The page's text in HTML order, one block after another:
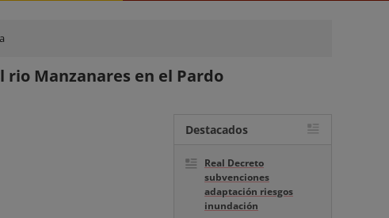
Manzanares en el Pardo
Destacados
Real Decreto
subvenciones
adaptación riesgos
inundación